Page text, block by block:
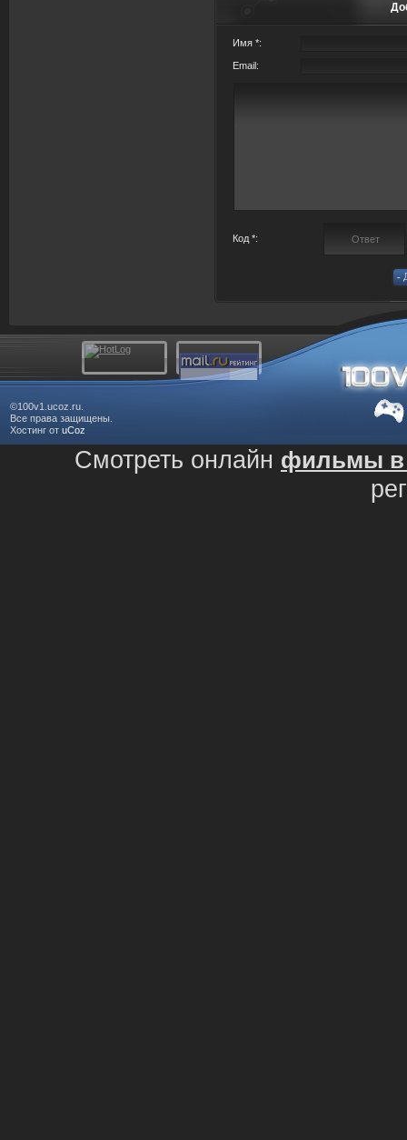
Имя *:
Email:
Код *:
©100v1.ucoz.ru.
Все права защищены.
Хостинг от uCoz
Смотреть онлайн фильмы в